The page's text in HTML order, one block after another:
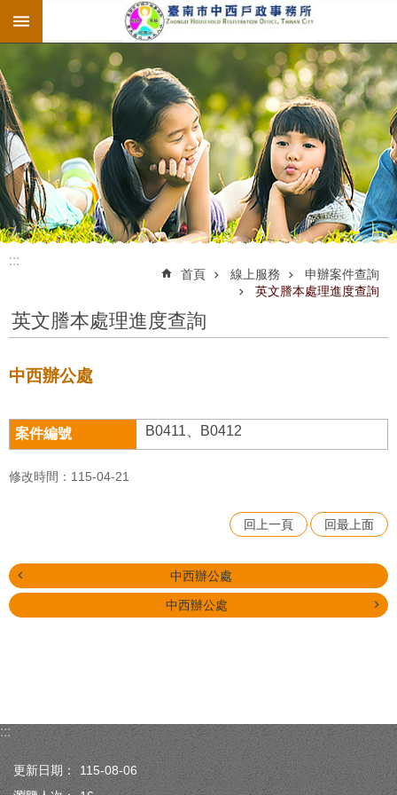
跳到主要內容區塊
:::
:::
首頁 線上服務
申辦案件查詢
英文謄本處理進度查詢
英文謄本處理進度查詢
中西辦公處
B0411、B0412
修改時間：115-04-21
回上一頁 回最上面
中西辦公處
中西辦公處
:::
更新日期：
115-08-06